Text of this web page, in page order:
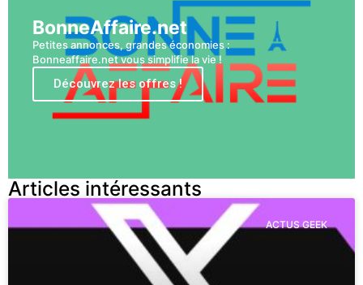
BonneAffaire.net
Petites annonces, grandes économies :
Bonneaffaire.net vous simplifie la vie !
Découvrez les offres !
Articles intéressants
ACTUS GEEK